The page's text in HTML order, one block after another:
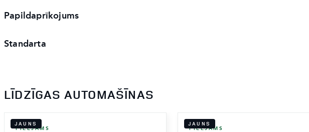
Papildaprīkojums
Standarta
LĪDZĪGAS AUTOMAŠĪNAS
JAUNS
PIEEJAMS
JAUNS
PIEEJAMS